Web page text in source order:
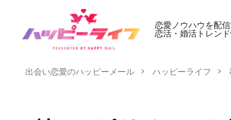
恋愛ノウハウを配
恋活・婚活トレンド
出会い恋愛のハッピーメール ハッピーライフ